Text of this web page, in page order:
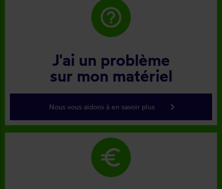
help_outline
J'ai un problème
sur mon matériel
Nous vous aidons à en savoir plus keyboard_arrow_right
euro